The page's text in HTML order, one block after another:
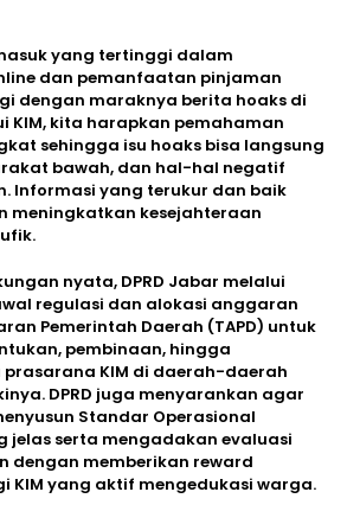
yang tertinggi dalam
dan pemanfaatan pinjaman
dengan maraknya berita hoaks di
KIM, kita harapkan pemahaman
sehingga isu hoaks bisa langsung
bawah, dan hal-hal negatif
Informasi yang terukur dan baik
meningkatkan kesejahteraan
nyata, DPRD Jabar melalui
regulasi dan alokasi anggaran
Pemerintah Daerah (TAPD) untuk
pembinaan, hingga
KIM di daerah-daerah
DPRD juga menyarankan agar
Standar Operasional
jelas serta mengadakan evaluasi
dengan memberikan reward
KIM yang aktif mengedukasi warga.